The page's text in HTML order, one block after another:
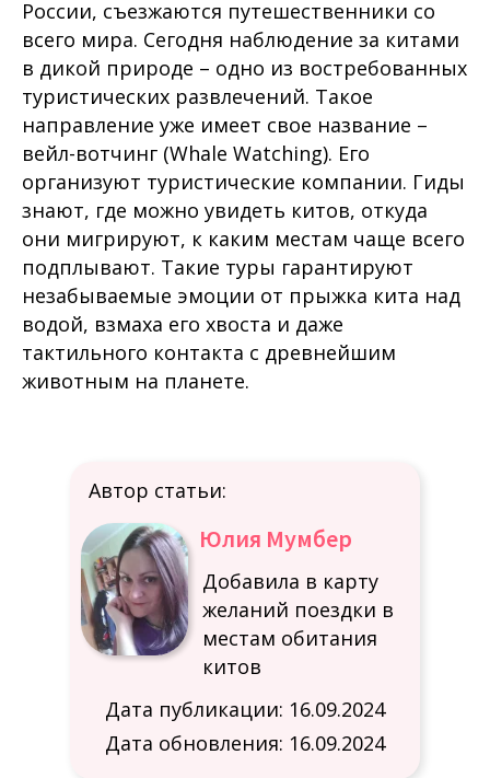
России, съезжаются путешественники со
всего мира. Сегодня наблюдение за китами
в дикой природе – одно из востребованных
туристических развлечений. Такое
направление уже имеет свое название –
вейл-вотчинг (Whale Watching). Его
организуют туристические компании. Гиды
знают, где можно увидеть китов, откуда
они мигрируют, к каким местам чаще всего
подплывают. Такие туры гарантируют
незабываемые эмоции от прыжка кита над
водой, взмаха его хвоста и даже
тактильного контакта с древнейшим
животным на планете.
Юлия Мумбер
Дата публикации: 16.09.2024
Автор статьи:
Дата обновления: 16.09.2024
Добавила в карту
желаний поездки в
местам обитания
китов